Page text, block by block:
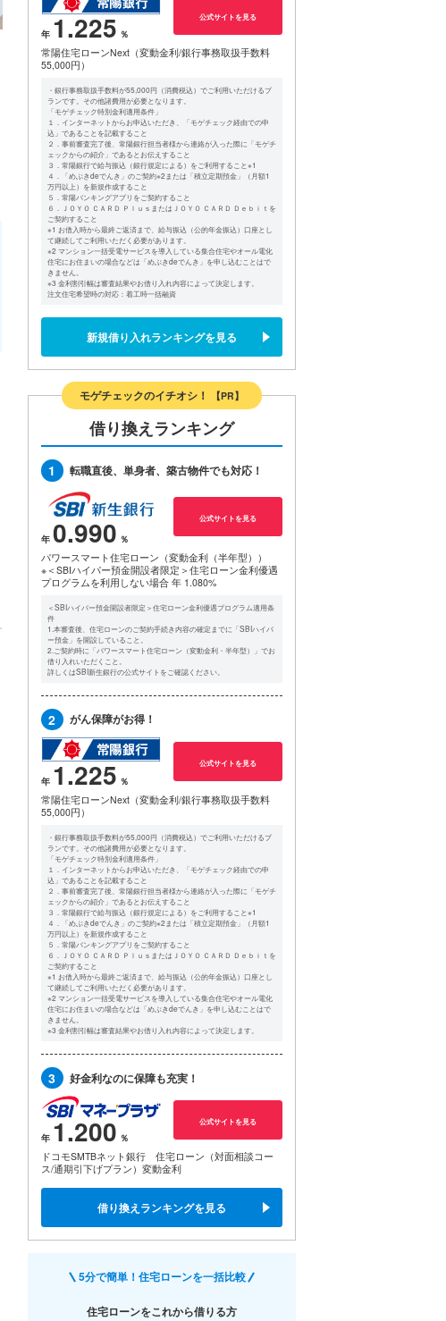
1.225 公式サイトを見る
常陽住宅ローンNext（変動金利/銀行事務取扱手数料
55,000円）
・銀行事務取扱手数料が55,000円（消費税込）でご利用いただけるプ
ランです。その他諸費用が必要となります。
「モゲチェック特別金利適用条件」
１．インターネットからお申込いただき、「モゲチェック経由での申
込」であることを記載すること
２．事前審査完了後、常陽銀行担当者様から連絡が入った際に「モゲチ
ェックからの紹介」であるとお伝えすること
３．常陽銀行で給与振込（銀行規定による）をご利用すること※1
４．「めぶきdeでんき」のご契約※2または「積立定期預金」（月額1
万円以上）を新規作成すること
５．常陽バンキングアプリをご契約すること
６．ＪＯＹＯ ＣＡＲＤ ＰｌｕｓまたはＪＯＹＯ ＣＡＲＤ Ｄｅｂｉｔを
ご契約すること
※1 お借入時から最終ご返済まで、給与振込（公的年金振込）口座とし
て継続してご利用いただく必要があります。
※2 マンション一括受電サービスを導入している集合住宅やオール電化
住宅にお住まいの場合などは「めぶきdeでんき」を申し込むことはで
きません。
※3 金利割引幅は審査結果やお借り入れ内容によって決定します。
注文住宅希望時の対応：着工時一括融資
新規借り入れランキングを見る
モゲチェックのイチオシ！ 【PR】
借り換えランキング
1 転職直後、単身者、築古物件でも対応！
0.990 公式サイトを見る
パワースマート住宅ローン（変動金利（半年型））
※＜SBIハイパー預金開設者限定＞住宅ローン金利優遇
プログラムを利用しない場合 年 1.080%
＜SBIハイパー預金開設者限定＞住宅ローン金利優遇プログラム適用条
件
1.本審査後、住宅ローンのご契約手続き内容の確定までに「SBIハイパ
ー預金」を開設していること。
2.ご契約時に「パワースマート住宅ローン（変動金利・半年型）」でお
借り入れいただくこと。
詳しくはSBI新生銀行の公式サイトをご確認ください。
2 がん保障がお得！
1.225 公式サイトを見る
常陽住宅ローンNext（変動金利/銀行事務取扱手数料
55,000円）
・銀行事務取扱手数料が55,000円（消費税込）でご利用いただけるプ
ランです。その他諸費用が必要となります。
「モゲチェック特別金利適用条件」
１．インターネットからお申込いただき、「モゲチェック経由での申
込」であることを記載すること
２．事前審査完了後、常陽銀行担当者様から連絡が入った際に「モゲチ
ェックからの紹介」であるとお伝えすること
３．常陽銀行で給与振込（銀行規定による）をご利用すること※1
４．「めぶきdeでんき」のご契約※2または「積立定期預金」（月額1
万円以上）を新規作成すること
５．常陽バンキングアプリをご契約すること
６．ＪＯＹＯ ＣＡＲＤ ＰｌｕｓまたはＪＯＹＯ ＣＡＲＤ Ｄｅｂｉｔを
ご契約すること
※1 お借入時から最終ご返済まで、給与振込（公的年金振込）口座とし
て継続してご利用いただく必要があります。
※2 マンション一括受電サービスを導入している集合住宅やオール電化
住宅にお住まいの場合などは「めぶきdeでんき」を申し込むことはで
きません。
※3 金利割引幅は審査結果やお借り入れ内容によって決定します。
3 好金利なのに保障も充実！
1.200 公式サイトを見る
ドコモSMTBネット銀行 住宅ローン（対面相談コー
ス/通期引下げプラン）変動金利
借り換えランキングを見る
5分で簡単！住宅ローンを一括比較
住宅ローンをこれから借りる方